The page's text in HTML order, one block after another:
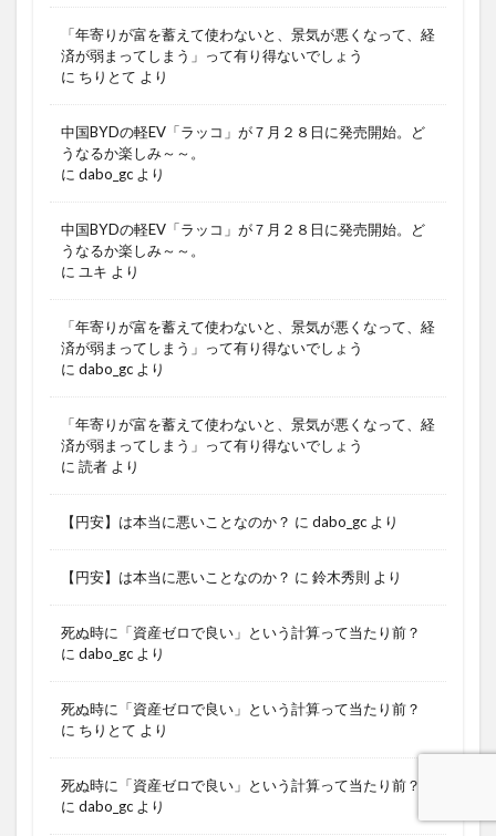
「年寄りが富を蓄えて使わないと、景気が悪くなって、経
済が弱まってしまう」って有り得ないでしょう
に ちりとて より
中国BYDの軽EV「ラッコ」が７月２８日に発売開始。ど
うなるか楽しみ～～。
に dabo_gc より
中国BYDの軽EV「ラッコ」が７月２８日に発売開始。ど
うなるか楽しみ～～。
に ユキ より
「年寄りが富を蓄えて使わないと、景気が悪くなって、経
済が弱まってしまう」って有り得ないでしょう
に dabo_gc より
「年寄りが富を蓄えて使わないと、景気が悪くなって、経
済が弱まってしまう」って有り得ないでしょう
に 読者 より
【円安】は本当に悪いことなのか？ に dabo_gc より
【円安】は本当に悪いことなのか？ に 鈴木秀則 より
死ぬ時に「資産ゼロで良い」という計算って当たり前？
に dabo_gc より
死ぬ時に「資産ゼロで良い」という計算って当たり前？
に ちりとて より
死ぬ時に「資産ゼロで良い」という計算って当たり前？
に dabo_gc より